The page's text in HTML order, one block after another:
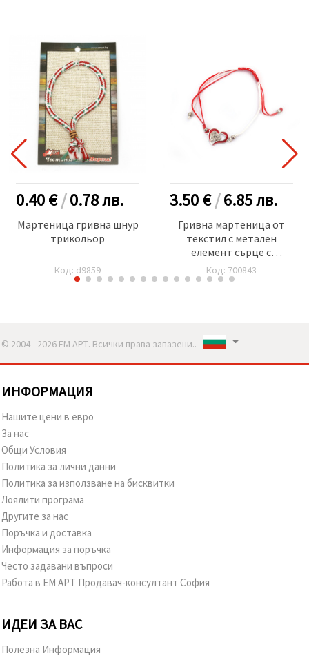
0.40 €/0.78лв.
Мартеница гривна шнур
трикольор
Код: d9859
3.50 €/6.85лв.
Гривна мартеница от
текстил с метален
елемент сърце с
кристали -12 броя
Код: 700843
© 2004 - 2026 ЕМ АРТ. Всички права запазени..
ИНФОРМАЦИЯ
Нашите цени в евро
За нас
Общи Условия
Политика за лични данни
Политика за използване на бисквитки
Лоялити програма
Другите за нас
Поръчка и доставка
Информация за поръчка
Често задавани въпроси
Работа в ЕМ АРТ Продавач-консултант София
ИДЕИ ЗА ВАС
Полезна Информация